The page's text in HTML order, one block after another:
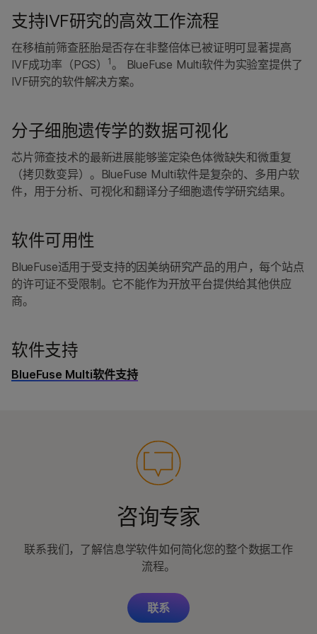
支持IVF研究的高效工作流程
在移植前筛查胚胎是否存在非整倍体已被证明可显著提高
IVF成功率（PGS）
1 。 BlueFuse Multi软件为实验室提供了
IVF研究的软件解决方案。
分子细胞遗传学的数据可视化
芯片筛查技术的最新进展能够鉴定染色体微缺失和微重复
（拷贝数变异）。BlueFuse Multi软件是复杂的、多用户软
件，用于分析、可视化和翻译分子细胞遗传学研究结果。
软件可用性
BlueFuse适用于受支持的因美纳研究产品的用户，每个站点
的许可证不受限制。它不能作为开放平台提供给其他供应
商。
软件支持
BlueFuse Multi软件支持
咨询专家
联系我们，了解信息学软件如何简化您的整个数据工作
流程。
联系